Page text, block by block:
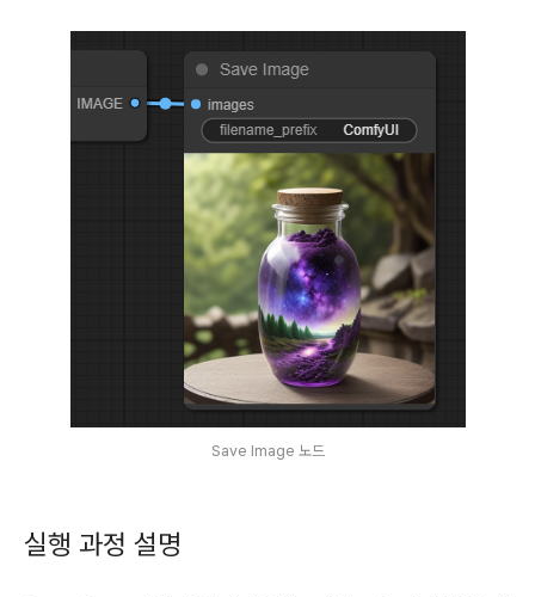
Save Image 노드
실행 과정 설명